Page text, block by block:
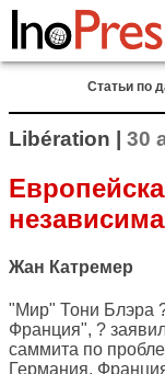
Статьи по
Libération | 30
Жан Катремер
"Мир" Тони Блэра ?
Франция", ?
саммита по
Германия,